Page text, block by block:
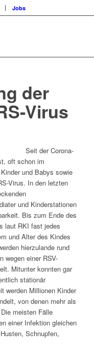
Jobs
der
Virus
Seit der Corona-
oft schon im
und Babys sowie
Virus. In den letzten
und Kinderstationen
Bis zum Ende des
laut RKI fast jedes
und Alter des Kindes
hierzulande rund
wegen einer RSV-
Mitunter konnten gar
stationär
werden Millionen Kinder
von denen mehr als
meisten Fälle
einer Infektion gleichen
Schnupfen,